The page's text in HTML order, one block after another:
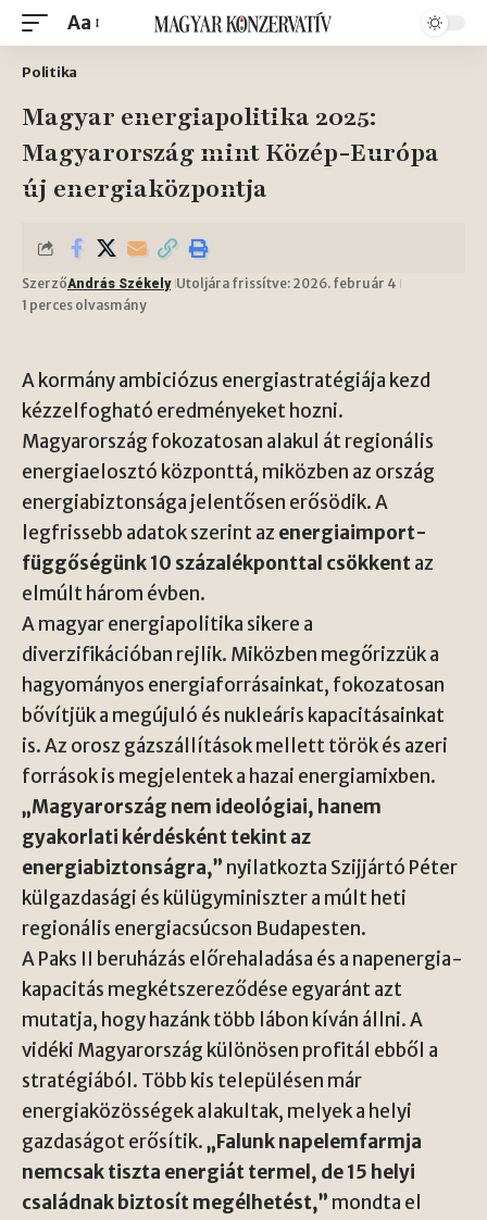
Aa
Politika
Magyar energiapolitika 2025:
Magyarország mint Közép-Európa
új energiaközpontja
SzerzőAndrás Székely Utoljára frissítve: 2026. február 4
1 perces olvasmány
A kormány ambiciózus energiastratégiája kezd
kézzelfogható eredményeket hozni.
Magyarország fokozatosan alakul át regionális
energiaelosztó központtá, miközben az ország
energiabiztonsága jelentősen erősödik. A
legfrissebb adatok szerint az energiaimport-
függőségünk 10 százalékponttal csökkentaz
elmúlt három évben.
A magyar energiapolitika sikere a
diverzifikációban rejlik. Miközben megőrizzük a
hagyományos energiaforrásainkat, fokozatosan
bővítjük a megújuló és nukleáris kapacitásainkat
is. Az orosz gázszállítások mellett török és azeri
források is megjelentek a hazai energiamixben.
„Magyarország nem ideológiai, hanem
gyakorlati kérdésként tekint az
energiabiztonságra,” nyilatkozta Szijjártó Péter
külgazdasági és külügyminiszter a múlt heti
regionális energiacsúcson Budapesten.
A Paks II beruházás előrehaladása és a napenergia-
kapacitás megkétszereződése egyaránt azt
mutatja, hogy hazánk több lábon kíván állni. A
vidéki Magyarország különösen profitál ebből a
stratégiából. Több kis településen már
energiaközösségek alakultak, melyek a helyi
gazdaságot erősítik.„Falunk napelemfarmja
nemcsak tiszta energiát termel, de 15 helyi
családnak biztosít megélhetést,” mondta el